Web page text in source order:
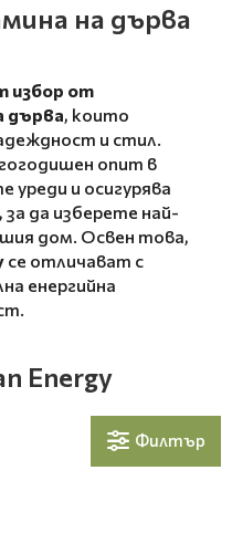
Филтър
на дърва
избор от
дърва, които
и стил.
опит в
и осигурява
да изберете най-
дом. Освен това,
се отличават с
енергийна
Energy